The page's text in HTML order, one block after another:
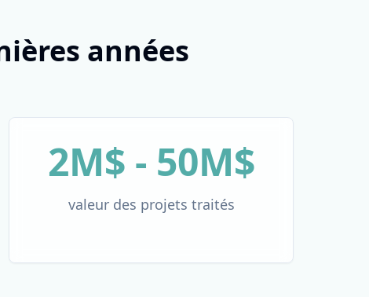
années
2M$ - 50M$
valeur des projets traités